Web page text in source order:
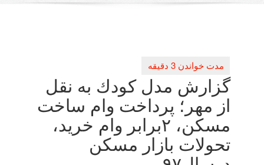
مدل كودك به نقل
پرداخت وام ساخت
مسكن، ۲برابر وام خرید،
بازار مسكن